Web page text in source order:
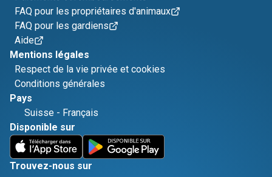
FAQ pour les propriétaires d'animaux
FAQ pour les gardiens
Aide
Mentions légales
Respect de la vie privée et cookies
Conditions générales
Pays
Suisse - Français
Disponible sur
Trouvez-nous sur